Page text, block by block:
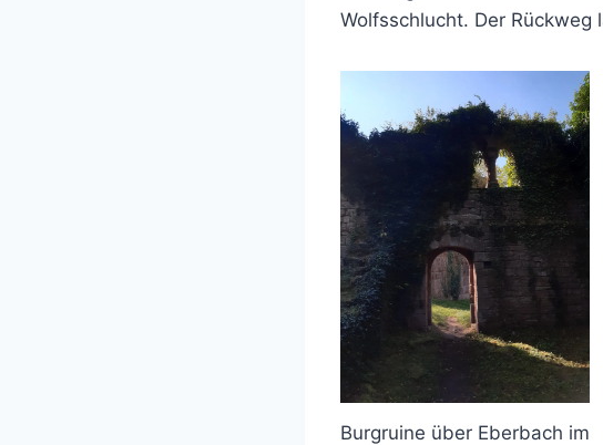
Wolfsschlucht. Der
Burgruine über Eberbach im